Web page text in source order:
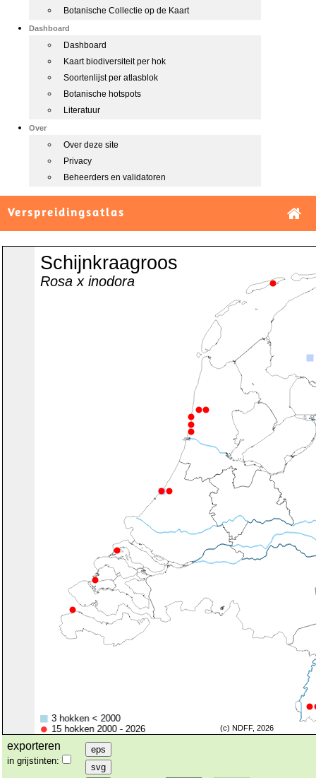
Botanische Collectie op de Kaart
Dashboard
Dashboard
Kaart biodiversiteit per hok
Soortenlijst per atlasblok
Botanische hotspots
Literatuur
Over
Over deze site
Privacy
Beheerders en validatoren
Verspreidingsatlas